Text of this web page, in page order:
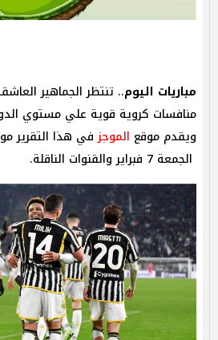
مباريات اليوم.. تنتظر الجماهير
منافسات كروية قوية علي مستوي
ويقدم موقع الموجزفي هذا التقرير
الجمعة 7 فبراير والقنوات الناقلة.